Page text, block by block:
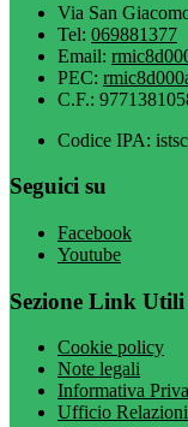
Via San
Tel: 069881377
Email:
PEC:
C.F.:
Codice IPA:
Seguici su
Facebook
Youtube
Sezione Link Utili
Cookie policy
Note legali
Informativa
Ufficio